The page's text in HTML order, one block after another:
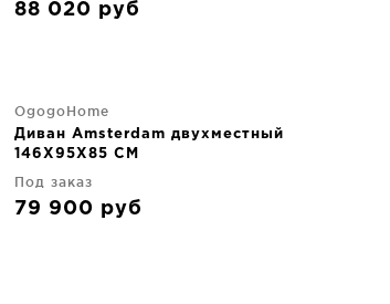
88 020 руб
OgogoHome
Диван Amsterdam двухместный
146X95X85 CM
Под заказ
79 900 руб